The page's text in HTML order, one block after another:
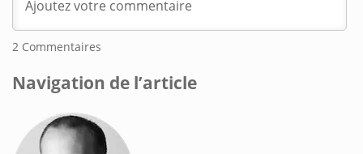
2 Commentaires
Navigation de l’article